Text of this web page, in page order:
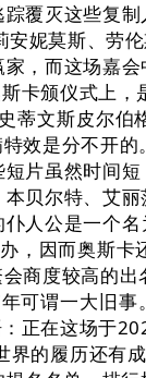
灭这些复
妮莫斯、劳
而这场嘉
卡颁仪式上
文斯皮尔
效是分不开
片虽然时间
贝尔特、艾
人公是一个
因而奥斯
度较高的
谓一大旧
正在这场于
的履历还有